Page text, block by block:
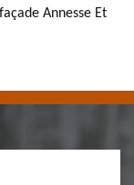
Annesse Et